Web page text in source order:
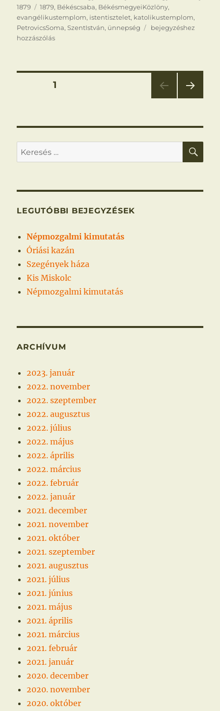
1879
Címke
1879, Békéscsaba, BékésmegyeiKözlöny,
evangélikustemplom, istentisztelet, katolikustemplom,
PetrovicsSoma,SzentIstván, ünnepség
Augusztus
bejegyzéshez
hozzászólás
Bejegyzések
OLDAL1
OLD
AL
Keresés
a
kifejezésre:
LEGUTÓBBI BEJEGYZÉSEK
Népmozgalmi kimutatás
Óriási kazán
Szegények háza
Kis Miskolc
Népmozgalmi kimutatás
ARCHÍVUM
2023. január
2022. november
2022. szeptember
2022. augusztus
2022. július
2022. május
2022. április
2022. március
2022. február
2022. január
2021. december
2021. november
2021. október
2021. szeptember
2021. augusztus
2021. július
2021. június
2021. május
2021. április
2021. március
2021. február
2021. január
2020. december
2020. november
2020. október